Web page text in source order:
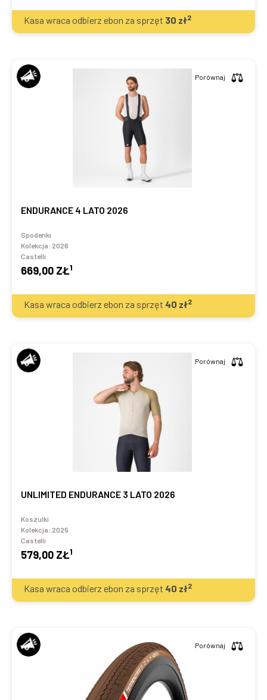
Kasa wraca odbierz ebon za sprzęt 30 zł2
ENDURANCE 4 LATO 2026
Spodenki
Kolekcja: 2026
Castelli
669,00 ZŁ1
Porównaj
Kasa wraca odbierz ebon za sprzęt 40 zł2
UNLIMITED ENDURANCE 3 LATO 2026
Koszulki
Kolekcja: 2025
Castelli
579,00 ZŁ1
Porównaj
Kasa wraca odbierz ebon za sprzęt 40 zł2
Porównaj